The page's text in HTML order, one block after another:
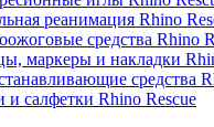
реанимация Rhino
средства Rhino
маркеры и накладки
средства
и салфетки Rhino Rescue